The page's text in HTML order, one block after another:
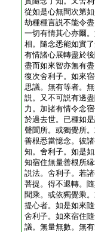
從如是心無間次第
劫種種言説不能令
一切有情其心亦爾
相。隨念悉能如實
有情諸心展轉盡於
盡而如來智亦無有盡
復次舍利子。如來
思議。無有等者。
説。又不可説有邊
力。加諸有情令念
於過去世。已種如
聲聞所。或獨覺所
善根悉當憶念。彼
知。舍利子。如是
知宿住無量善根所
説法。舍利子。若
菩提。得不退轉。
聞乘。或依獨覺乘
提心者。如是如來
舍利子。如來宿住
議。無量無數。無